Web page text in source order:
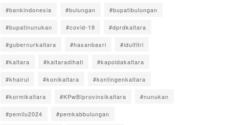
#bankindonesia #bulungan #bupatibulungan
#bupatinunukan #covid-19 #dprdkaltara
#gubernurkaltara #hasanbasri #idulfitri
#kaltara #kaltaradihati #kapoldakaltara
#khairul #konikaltara #kontingenkaltara
#kormikaltara #KPwBIprovinsikaltara #nunukan
#pemilu2024 #pemkabbulungan